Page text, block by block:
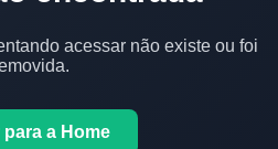
acessar não existe ou foi
para a Home